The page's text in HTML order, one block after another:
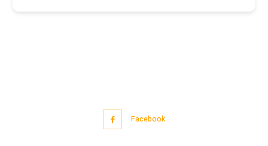
Facebook